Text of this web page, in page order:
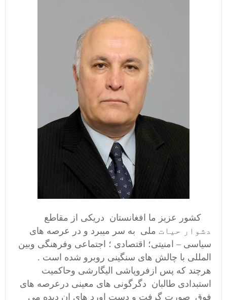
کشور عزیز ما افغانستان دریکی از مقاطع
دشوار
حیات ملی به سر میبرد و در عرصه های
سیاسی – امنیتی؛ اقتصادی ؛ اجتماعی وفرهنگی وبین
المللی با چالش های سنگینی روبرو شده است .
هرچند که پس ازفروپاشی الیگارشی وحاکمیت
استبدادی طالبان دگرگونی های معینی درعرصه های
فوق صورت گرفت و دست اورد های ان دیده می